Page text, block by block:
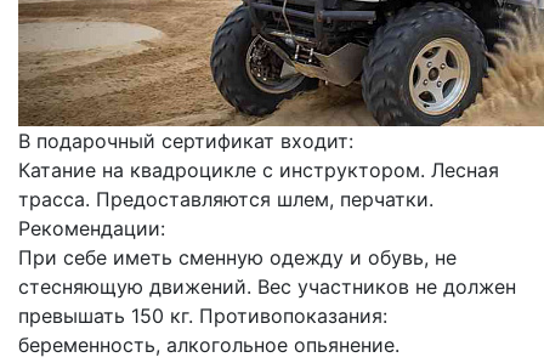
В подарочный сертификат входит:
Катание на квадроцикле с инструктором. Лесная
трасса. Предоставляются шлем, перчатки.
Рекомендации:
При себе иметь сменную одежду и обувь, не
стесняющую движений. Вес участников не должен
превышать 150 кг. Противопоказания:
беременность, алкогольное опьянение.